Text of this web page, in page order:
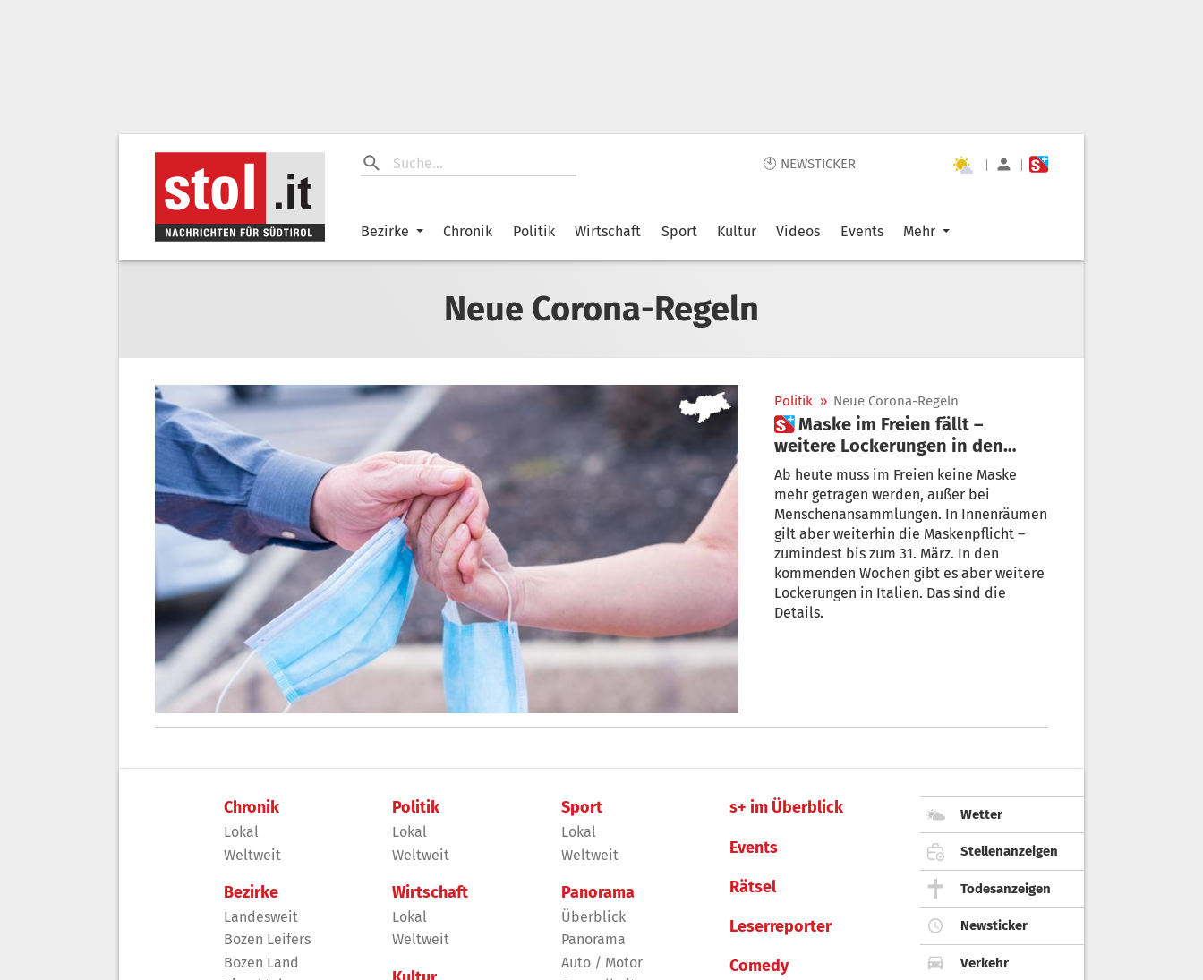
🕙 NEWSTICKER | |
Bezirke Chronik Politik Wirtschaft Sport Kultur Videos Events Mehr
Neue Corona-Regeln
Politik » Neue Corona-Regeln
 Maske im Freien fällt –
weitere Lockerungen in den
kommenden Wochen
Ab heute muss im Freien keine Maske
mehr getragen werden, außer bei
Menschenansammlungen. In Innenräumen
gilt aber weiterhin die Maskenpflicht –
zumindest bis zum 31. März. In den
kommenden Wochen gibt es aber weitere
Lockerungen in Italien. Das sind die
Details.
Chronik
Lokal
Weltweit
Bezirke
Landesweit
Bozen Leifers
Bozen Land
Politik
Lokal
Weltweit
Wirtschaft
Lokal
Weltweit
Sport
Lokal
Weltweit
Panorama
Überblick
Panorama
Auto / Motor
s+ im Überblick
Events
Rätsel
Leserreporter
Comedy
Wetter
Stellenanzeigen
Todesanzeigen
Newsticker
Verkehr